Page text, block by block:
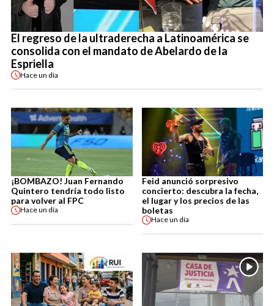
El regreso de la ultraderecha a Latinoamérica se
consolida con el mandato de Abelardo de la
Espriella
Haceun día
¡BOMBAZO! Juan Fernando
Quintero tendría todo listo
para volver al FPC
Haceun día
Feid anunció sorpresivo
concierto: descubra la fecha,
el lugar y los precios de las
boletas
Haceun día